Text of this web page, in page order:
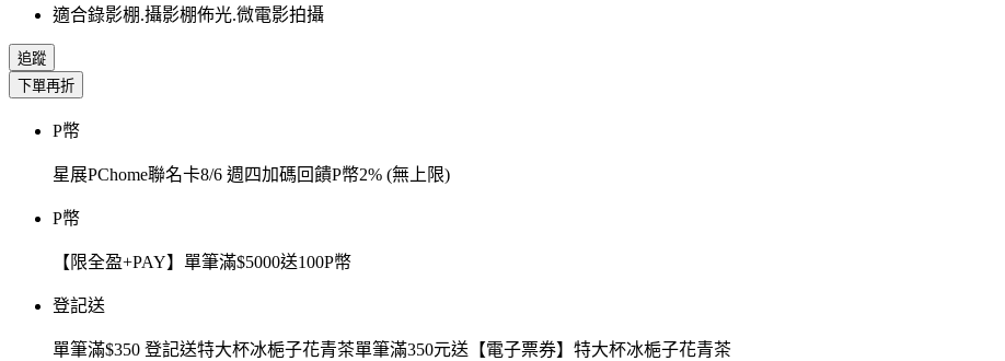
適合錄影棚.攝影棚佈光.微電影拍攝
追蹤
下單再折
P幣
星展PChome聯名卡8/6 週四加碼回饋P幣2% (無上限)
P幣
【限全盈+PAY】單筆滿$5000送100P幣
登記送
單筆滿$350 登記送特大杯冰梔子花青茶單筆滿350元送【電子票券】特大杯冰梔子花青茶